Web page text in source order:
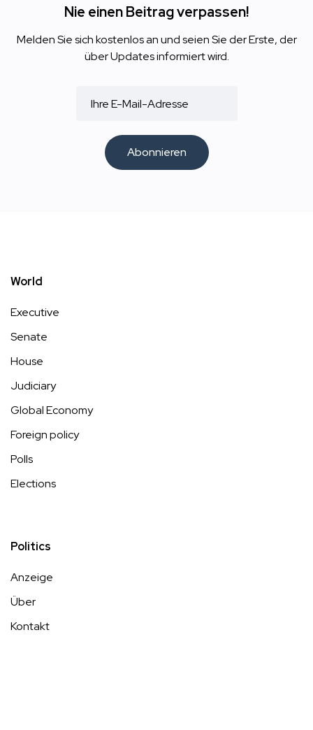
Nie einen Beitrag verpassen!
Melden Sie sich kostenlos an und seien Sie der Erste, der
über Updates informiert wird.
Abonnieren
World
Executive
Senate
House
Judiciary
Global Economy
Foreign policy
Polls
Elections
Politics
Anzeige
Über
Kontakt